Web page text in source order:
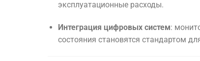
эксплуатационные расходы.
Интеграция цифровых систем:
состояния становятся стандартом